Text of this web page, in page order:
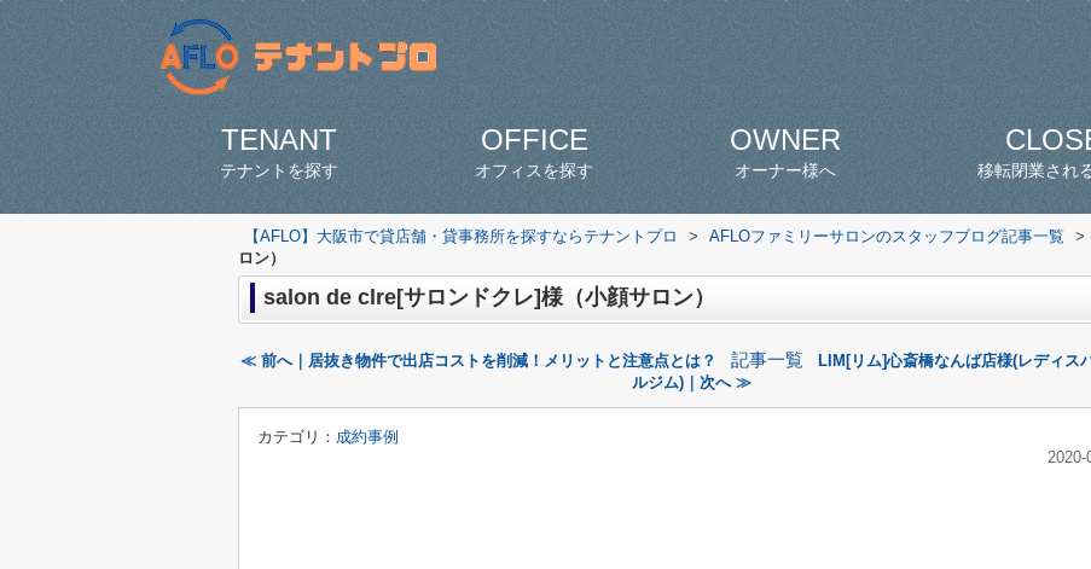
TENANT
テナントを探す
OFFICE
オフィスを探す
OWNER
オーナー様へ 移転閉業され
【AFLO】大阪市で貸店舗・貸事務所を探すならテナントプロ > AFLOファミリーサロンのスタッフブログ記事一覧 >
ロン）
salon de clre[サロンドクレ]様（小顔サロン）
≪ 前へ｜居抜き物件で出店コストを削減！メリットと注意点とは？ 記事一覧
LIM[リム]心斎橋なんば店様(レディス
ルジム)｜次へ ≫
カテゴリ： 成約事例
2020-